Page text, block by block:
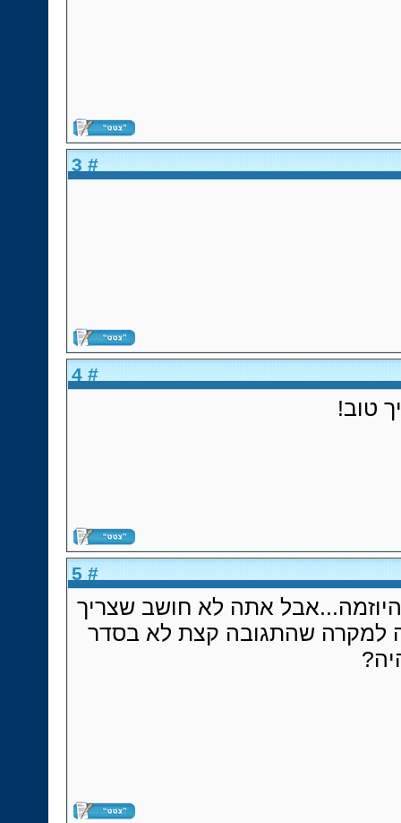
# 3
# 4
טוב!
# 5
אתה לא חושב שצריך
למקרה שהתגובה קצת לא בסדר